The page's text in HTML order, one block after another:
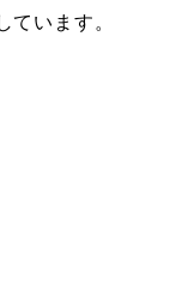
ています。